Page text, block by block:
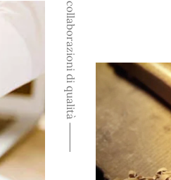
collaborazioni di qualità ⸻